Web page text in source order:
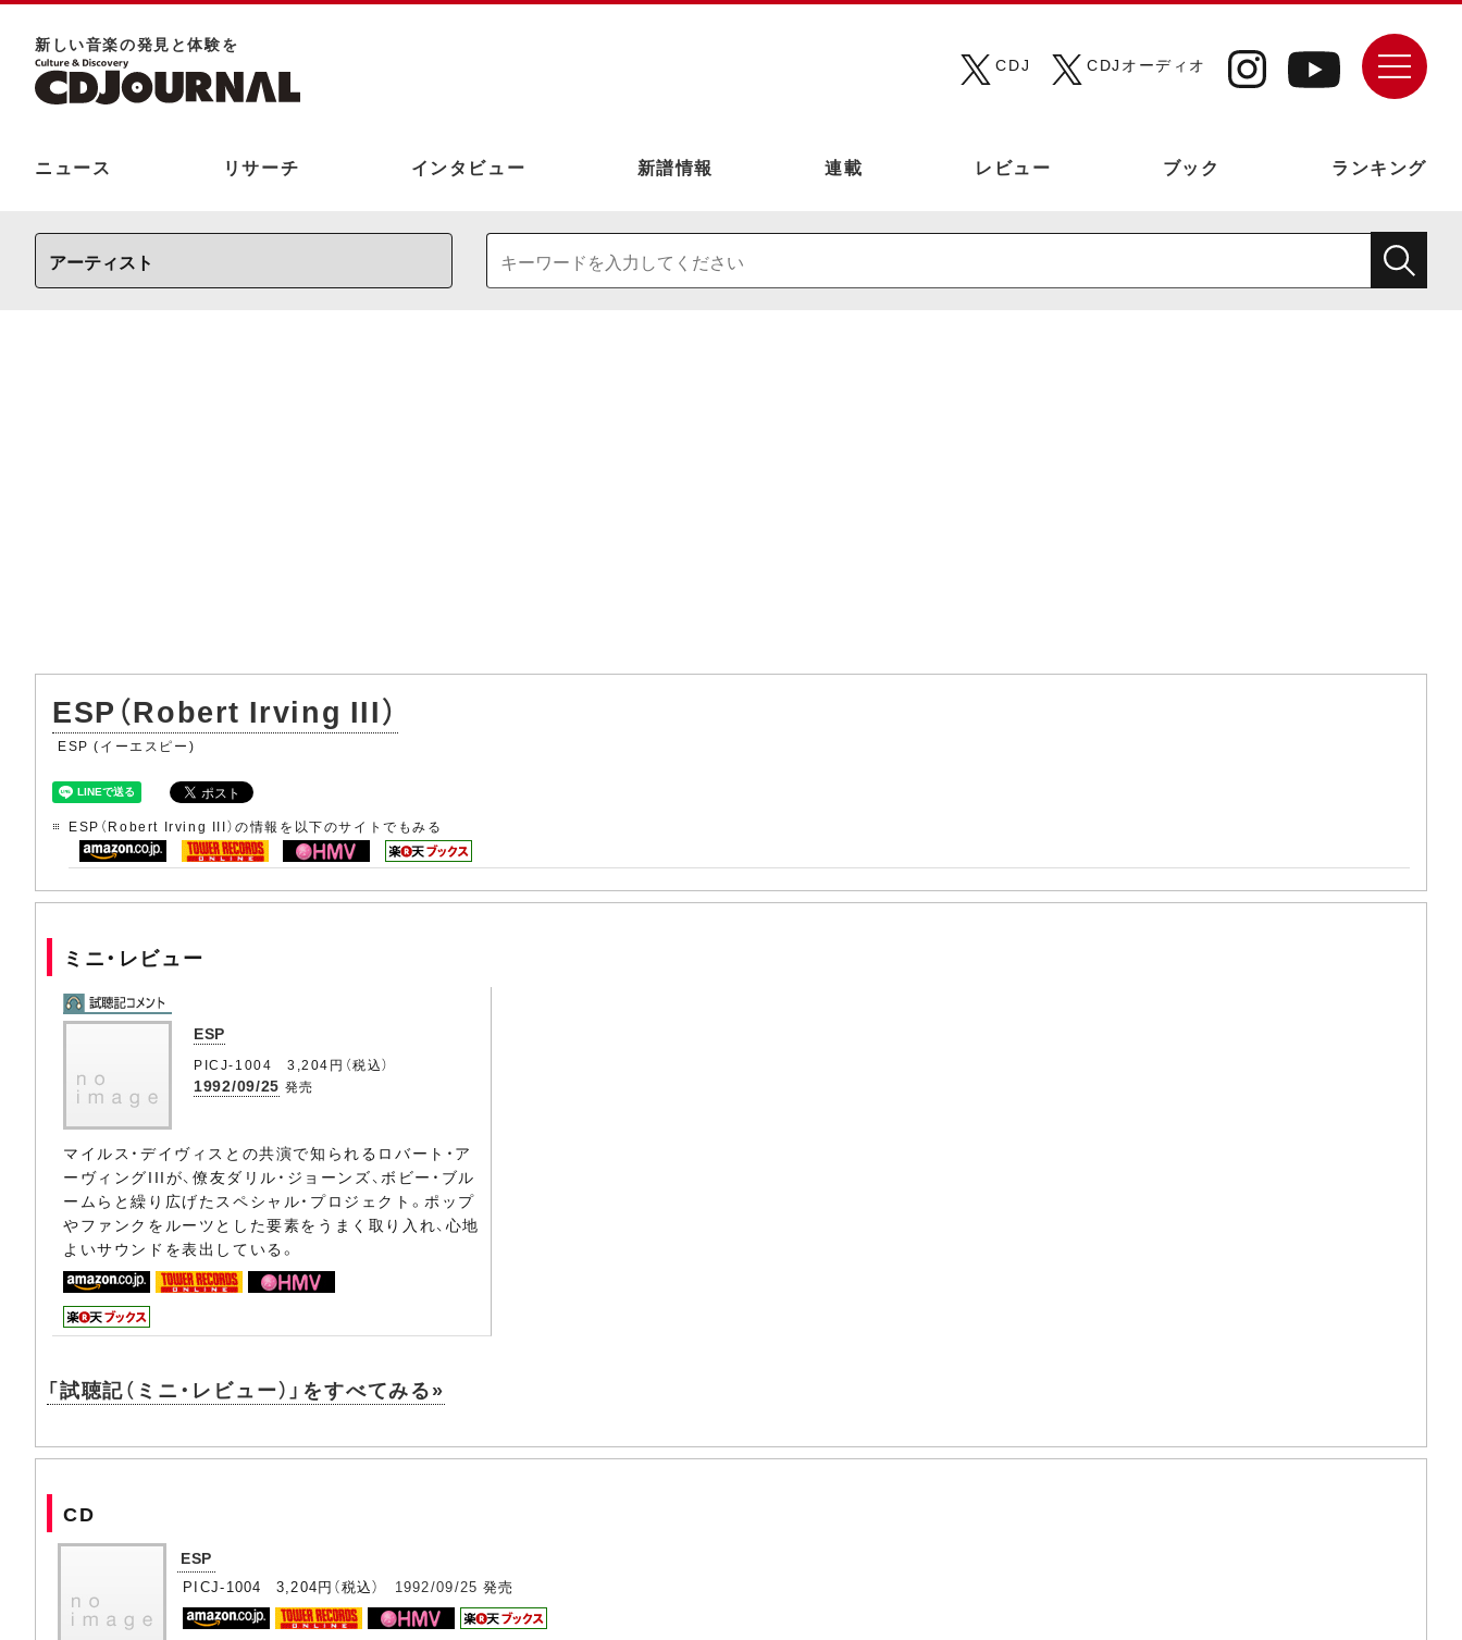
新しい⾳楽の発⾒と体験を
CDJ
CDJオーディオ
ニュース リサーチ インタビュー 新譜情報 連載 レビュー ブック ランキング
ESP（Robert Irving III）
ESP (イーエスピー)
ESP（Robert Irving III）の情報を以下のサイトでもみる
ミニ・レビュー
ESP
PICJ-1004 3,204円（税込）
1992/09/25 発売
マイルス・デイヴィスとの共演で知られるロバート・ア
ーヴィングIIIが、僚友ダリル・ジョーンズ、ボビー・ブル
ームらと繰り広げたスペシャル・プロジェクト。ポップ
やファンクをルーツとした要素をうまく取り入れ、心地
よいサウンドを表出している。
「試聴記（ミニ・レビュー）」をすべてみる»
CD
ESP
PICJ-1004 3,204円（税込） 1992/09/25 発売